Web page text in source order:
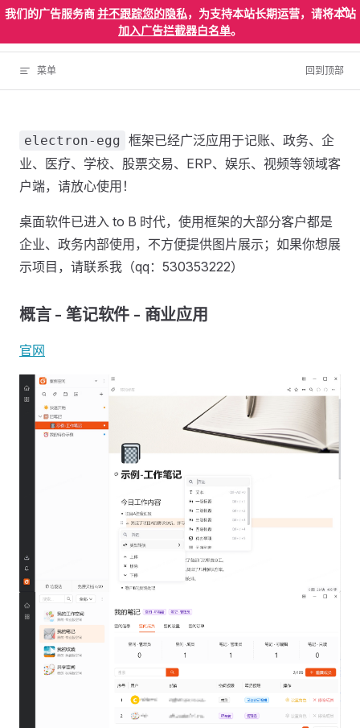
Skip to content
ElectronEgg
菜单 回到顶部
electron-egg 框架已经广泛应用于记账、政务、企
业、医疗、学校、股票交易、ERP、娱乐、视频等领域客
户端，请放心使用！
桌面软件已进入 to B 时代，使用框架的大部分客户都是
企业、政务内部使用，不方便提供图片展示；如果你想展
示项目，请联系我（qq：530353222）
概言 - 笔记软件 - 商业应用
官网
我们的广告服务商并不跟踪您的隐私，为支持本站长期运营，请将本站
加入广告拦截器白名单。
×